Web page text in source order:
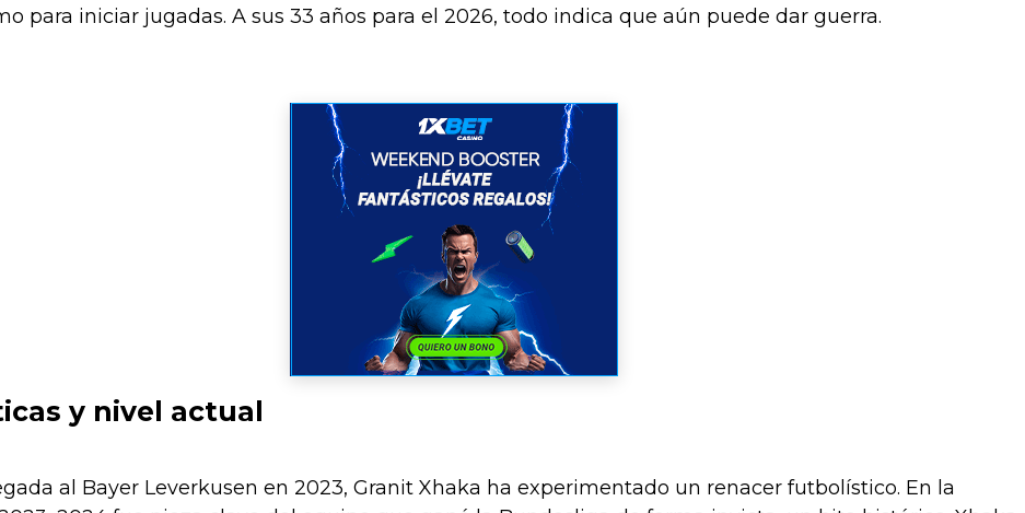
para iniciar jugadas. A sus 33 años para el 2026, todo indica que aún puede dar guerra.
y nivel actual
al Bayer Leverkusen en 2023, Granit Xhaka ha experimentado un renacer futbolístico. En la